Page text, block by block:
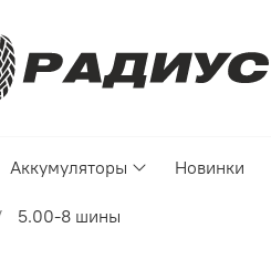
Аккумуляторы Новинки
5.00-8 шины